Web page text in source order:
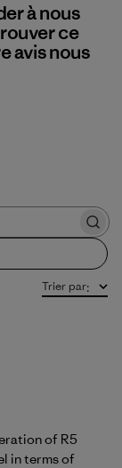
à nous
ce
avis nous
Trier par:
of R5
in terms of